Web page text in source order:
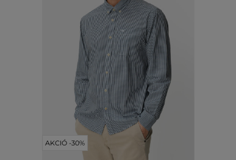
AKCIÓ -30%